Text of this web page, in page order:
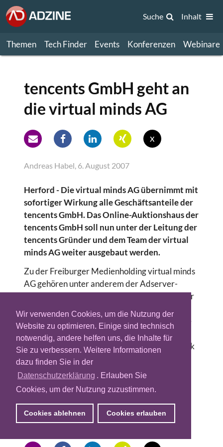
Wir verwenden Cookies, um die Nutzung der
Website zu optimieren. Einige sind technisch
notwendig, andere helfen uns, die Inhalte für
Sie zu verbessern. Weitere Informationen
dazu finden Sie in der
Datenschutzerklärung . Erlauben Sie
Cookies, um der Nutzung zuzustimmen.
Cookies ablehnen Cookies erlauben
Themen Tech Finder Events Konferenzen Webinare
Suche Inhalt
tencents GmbH geht an
die virtual minds AG
x
Andreas Habel, 6. August 2007
Herford - Die virtual minds AG übernimmt mit
sofortiger Wirkung alle Geschäftsanteile der
tencents GmbH. Das Online-Auktionshaus der
tencents GmbH soll nun unter der Leitung der
tencents Gründer und dem Team der virtual
minds AG weiter ausgebaut werden.
Zu der Freiburger Medienholding virtual minds
AG gehören unter anderem der Adserver-
Anbieter Adition technologies, der Vermarkter
BannerCommunity und der Spieleproduzent
mediatainment. Mit gemeinsamer Kaft soll die
Zahl der angemeldeten User der
Auktionsplattform für Unterhaltungselektronik
bis zum Jahresende auf mindestens 200.000
verdoppelt werden. Neben der Konzentration
auf das Kundenwachstum soll verstärkt in
Support und Internationalisierung investiert
werden.